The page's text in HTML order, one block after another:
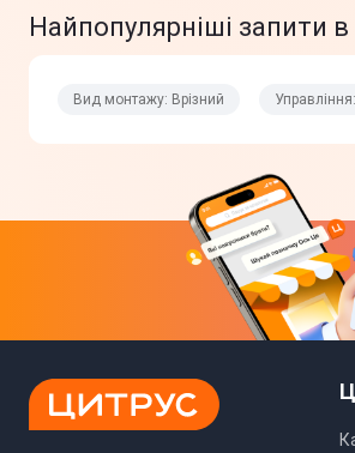
Габарити в упаковці (ВхГ)
Комплектація
Юридична інформація
Завантаження
Iнструкцiя
Найпопулярніші запити
Вид монтажу: Врізний